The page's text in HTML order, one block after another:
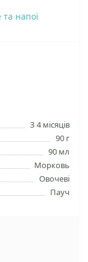
напої
З 4 місяців
90 г
90 мл
Морковь
Овочеві
Пауч